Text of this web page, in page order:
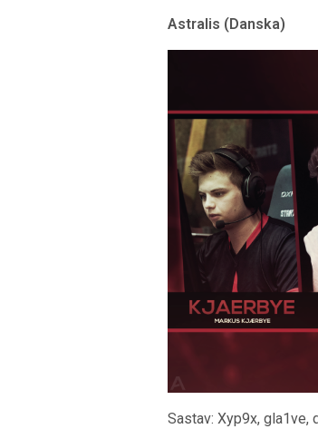
Astralis (Danska)
Sastav: Xyp9x, gla1ve,